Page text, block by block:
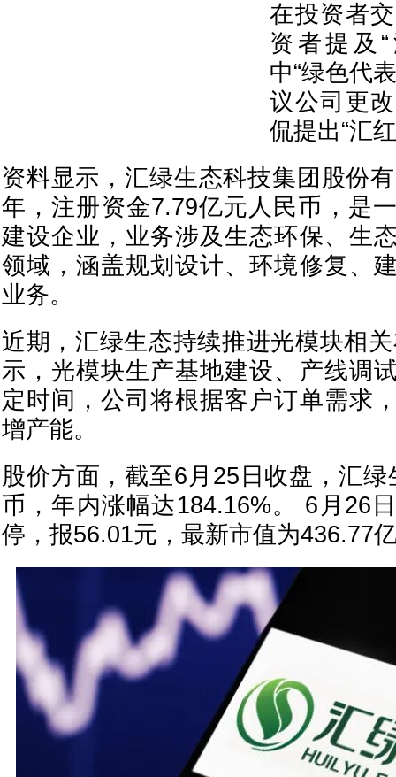
在投资者
资者提及
中“绿色代
议公司更
侃提出“汇
资料显示，汇绿生态科技集团股份
年，注册资金7.79亿元人民币，是
建设企业，业务涉及生态环保、生
领域，涵盖规划设计、环境修复、
业务。
近期，汇绿生态持续推进光模块相
示，光模块生产基地建设、产线调
定时间，公司将根据客户订单需求
增产能。
股价方面，截至6月25日收盘，汇
币，年内涨幅达184.16%。 6月26
停，报56.01元，最新市值为436.77